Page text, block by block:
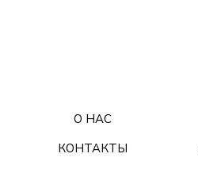
О НАС
КОНТАКТЫ